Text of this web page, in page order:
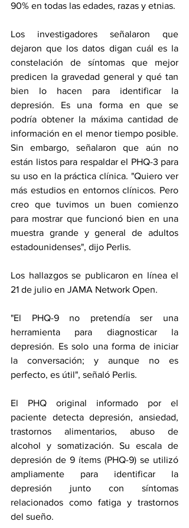
90% en todas las edades, razas y etnias.
Los investigadores señalaron que
dejaron que los datos digan cuál es la
constelación de síntomas que mejor
predicen la gravedad general y qué tan
bien lo hacen para identificar la
depresión. Es una forma en que se
podría obtener la máxima cantidad de
información en el menor tiempo posible.
Sin embargo, señalaron que aún no
están listos para respaldar el PHQ-3 para
su uso en la práctica clínica. "Quiero ver
más estudios en entornos clínicos. Pero
creo que tuvimos un buen comienzo
para mostrar que funcionó bien en una
muestra grande y general de adultos
estadounidenses", dijo Perlis.
Los hallazgos se publicaron en línea el
21 de julio en JAMA Network Open.
"El PHQ-9 no pretendía ser una
herramienta para diagnosticar la
depresión. Es solo una forma de iniciar
la conversación; y aunque no es
perfecto, es útil", señaló Perlis.
El PHQ original informado por el
paciente detecta depresión, ansiedad,
trastornos alimentarios, abuso de
alcohol y somatización. Su escala de
depresión de 9 ítems (PHQ-9) se utilizó
ampliamente para identificar la
depresión junto con síntomas
relacionados como fatiga y trastornos
del sueño.